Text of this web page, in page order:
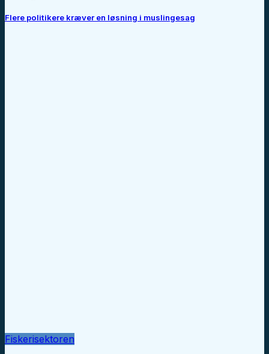
Flere politikere kræver en løsning i muslingesag
Fiskerisektoren